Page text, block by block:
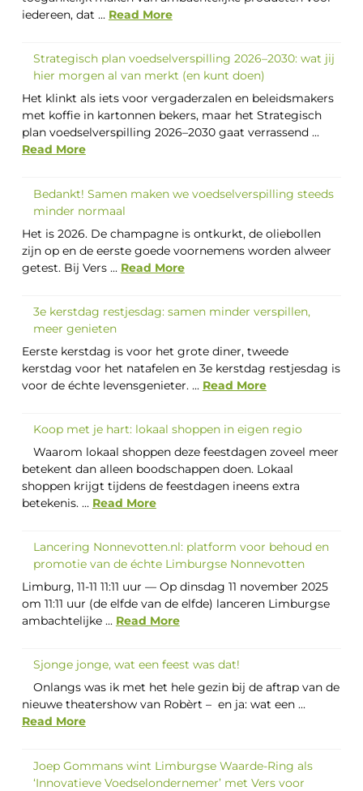
iedereen, dat ... Read More
Strategisch plan voedselverspilling 2026–2030: wat jij
hier morgen al van merkt (en kunt doen)
Het klinkt als iets voor vergaderzalen en beleidsmakers
met koffie in kartonnen bekers, maar het Strategisch
plan voedselverspilling 2026–2030 gaat verrassend ...
Read More
Bedankt! Samen maken we voedselverspilling steeds
minder normaal
Het is 2026. De champagne is ontkurkt, de oliebollen
zijn op en de eerste goede voornemens worden alweer
getest. Bij Vers ... Read More
3e kerstdag restjesdag: samen minder verspillen,
meer genieten
Eerste kerstdag is voor het grote diner, tweede
kerstdag voor het natafelen en 3e kerstdag restjesdag is
voor de échte levensgenieter. ... Read More
Koop met je hart: lokaal shoppen in eigen regio
Waarom lokaal shoppen deze feestdagen zoveel meer
betekent dan alleen boodschappen doen. Lokaal
shoppen krijgt tijdens de feestdagen ineens extra
betekenis. ... Read More
Lancering Nonnevotten.nl: platform voor behoud en
promotie van de échte Limburgse Nonnevotten
Limburg, 11-11 11:11 uur — Op dinsdag 11 november 2025
om 11:11 uur (de elfde van de elfde) lanceren Limburgse
ambachtelijke ... Read More
Sjonge jonge, wat een feest was dat!
Onlangs was ik met het hele gezin bij de aftrap van de
nieuwe theatershow van Robèrt – en ja: wat een ...
Read More
Joep Gommans wint Limburgse Waarde-Ring als
‘Innovatieve Voedselondernemer’ met Vers voor